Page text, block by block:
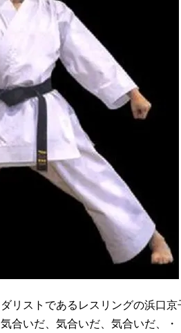
リストであるレスリングの浜口
合いだ、気合いだ、気合いだ、